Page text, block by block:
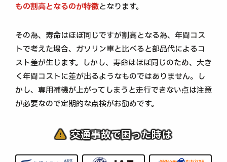
もの割高となるのが特徴となります。
その為、寿命はほぼ同じですが割高となる為、年間コス
トで考えた場合、ガソリン車と比べると部品代によるコ
スト差が生じます。しかし、寿命はほぼ同じのため、大き
く年間コストに差が出るようなものではありません。し
かし、専用補機が上がってしまうと走行できない点は注意
が必要なので定期的な点検がお勧めです。
交通事故で困った時は